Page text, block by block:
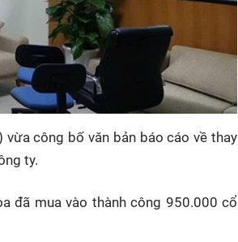
vừa công bố văn bản báo cáo về thay
ty.
đã mua vào thành công 950.000 cổ